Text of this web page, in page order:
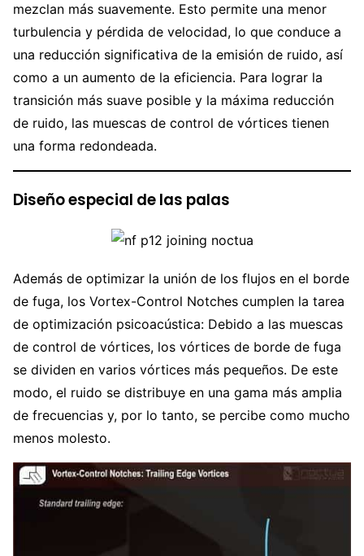
mezclan más suavemente. Esto permite una menor
turbulencia y pérdida de velocidad, lo que conduce a
una reducción significativa de la emisión de ruido, así
como a un aumento de la eficiencia. Para lograr la
transición más suave posible y la máxima reducción
de ruido, las muescas de control de vórtices tienen
una forma redondeada.
Diseño especial de las palas
Además de optimizar la unión de los flujos en el borde
de fuga, los Vortex-Control Notches cumplen la tarea
de optimización psicoacústica: Debido a las muescas
de control de vórtices, los vórtices de borde de fuga
se dividen en varios vórtices más pequeños. De este
modo, el ruido se distribuye en una gama más amplia
de frecuencias y, por lo tanto, se percibe como mucho
menos molesto.